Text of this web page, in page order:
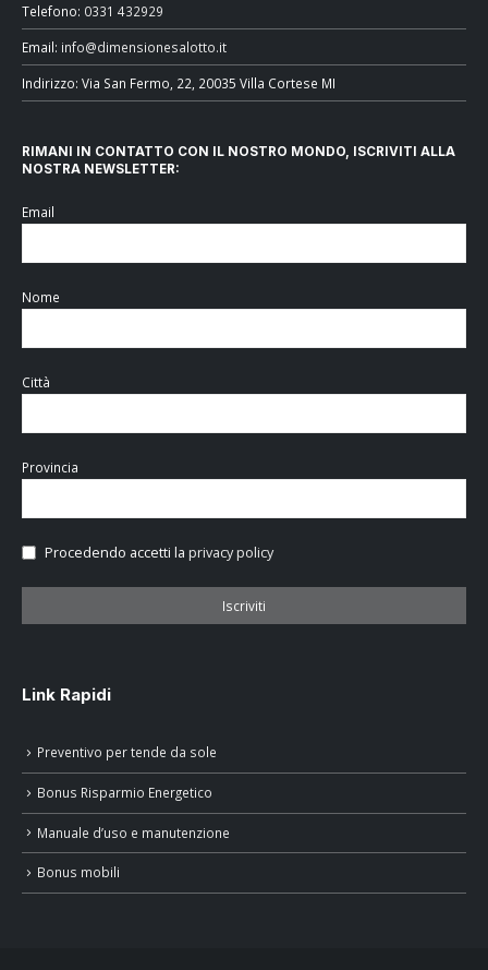
Telefono: 0331 432929
Email: info@dimensionesalotto.it
Indirizzo: Via San Fermo, 22, 20035 Villa Cortese MI
RIMANI IN CONTATTO CON IL NOSTRO MONDO, ISCRIVITI ALLA
NOSTRA NEWSLETTER:
Email
Nome
Città
Provincia
Procedendo accetti la privacy policy
Link Rapidi
Preventivo per tende da sole
Bonus Risparmio Energetico
Manuale d’uso e manutenzione
Bonus mobili